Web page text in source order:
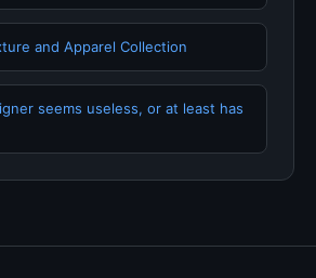
and Apparel Collection
seems useless, or at least has